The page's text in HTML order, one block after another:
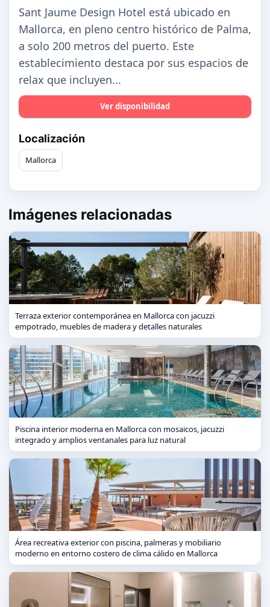
Sant Jaume Design Hotel está ubicado en
Mallorca, en pleno centro histórico de Palma,
a solo 200 metros del puerto. Este
establecimiento destaca por sus espacios de
relax que incluyen...
Ver disponibilidad
Localización
Mallorca
Imágenes relacionadas
Terraza exterior contemporánea en Mallorca con jacuzzi
empotrado, muebles de madera y detalles naturales
Piscina interior moderna en Mallorca con mosaicos, jacuzzi
integrado y amplios ventanales para luz natural
Área recreativa exterior con piscina, palmeras y mobiliario
moderno en entorno costero de clima cálido en Mallorca